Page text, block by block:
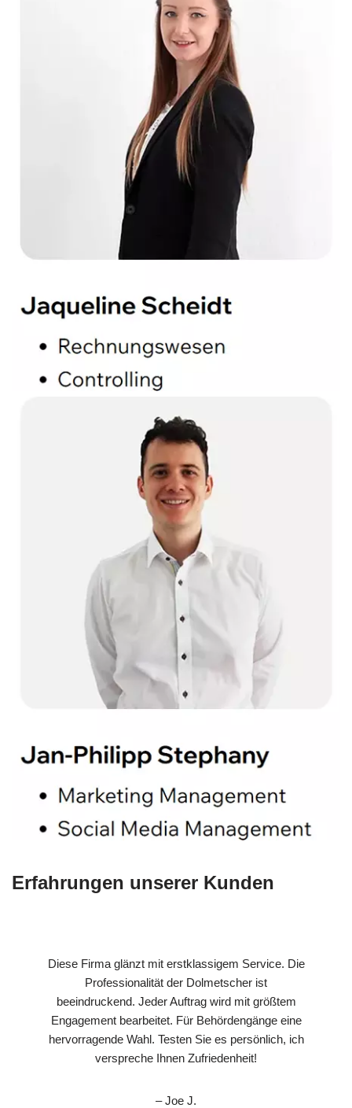
Erfahrungen unserer Kunden
Diese Firma glänzt mit erstklassigem Service. Die
Professionalität der Dolmetscher ist
beeindruckend. Jeder Auftrag wird mit größtem
Engagement bearbeitet. Für Behördengänge eine
hervorragende Wahl. Testen Sie es persönlich, ich
verspreche Ihnen Zufriedenheit!
– Joe J.